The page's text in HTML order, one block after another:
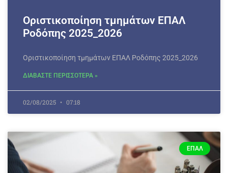
Οριστικοποίηση τμημάτων ΕΠΑΛ
Ροδόπης 2025_2026
Οριστικοποίηση τμημάτων ΕΠΑΛ Ροδόπης 2025_2026
ΔΙΑΒΑΣΤΕ ΠΕΡΙΣΣΟΤΕΡΑ »
02/08/2025 07:18
ΕΠΑΛ